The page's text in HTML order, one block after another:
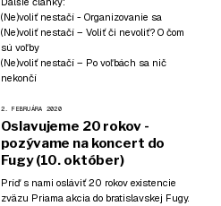
(Ne)voliť nestačí - Organizovanie sa
(Ne)voliť nestačí – Voliť či nevoliť? O čom
sú voľby
(Ne)voliť nestačí – Po voľbách sa nič
nekončí
2. FEBRUÁRA 2020
Oslavujeme 20 rokov -
pozývame na koncert do
Fugy (10. október)
Príď s nami osláviť 20 rokov existencie
zväzu Priama akcia do bratislavskej Fugy.